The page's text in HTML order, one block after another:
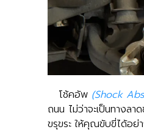
โช้คอัพ (Shock
ถนน ไม่ว่าจะเป็นทางล
ขรุขระ ให้คุณขับขี่ได้อย่